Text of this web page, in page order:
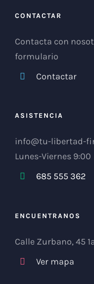
CONTACTAR
Contacta con
formulario
Contactar
ASISTENCIA
info@tu-libertad-
Lunes-Viernes 9:00
685 555 362
ENCUENTRANOS
Calle Zurbano, 45
Ver mapa